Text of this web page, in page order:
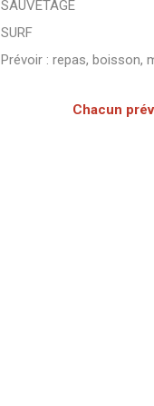
SAUVETAGE
SURF
Prévoir : repas, boisson,
Chacun